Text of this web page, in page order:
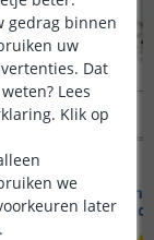
2M -
gedrag binnen
uw
Dat
Lees
Klik op
we
later